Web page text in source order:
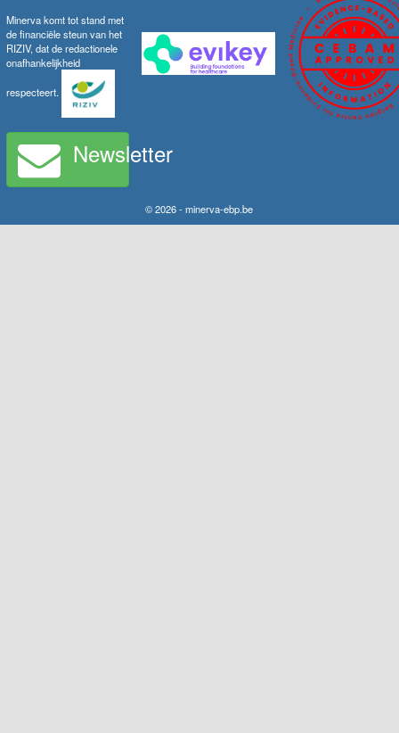
Minerva komt tot stand met
de financiële steun van het
RIZIV, dat de redactionele
onafhankelijkheid
respecteert.
Newsletter
© 2026 - minerva-ebp.be